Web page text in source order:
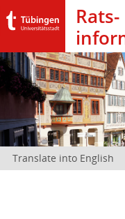
Rats­
Translate into English